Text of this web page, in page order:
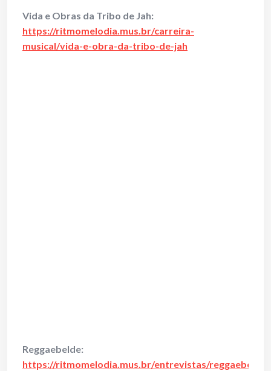
Vida e Obras da Tribo de Jah:
https://ritmomelodia.mus.br/carreira-
musical/vida-e-obra-da-tribo-de-jah
Reggaebelde:
https://ritmomelodia.mus.br/entrevistas/reggaebelde